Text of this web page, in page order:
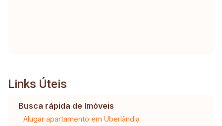
Links Úteis
Busca rápida de Imóveis
Alugar apartamento em Uberlândia